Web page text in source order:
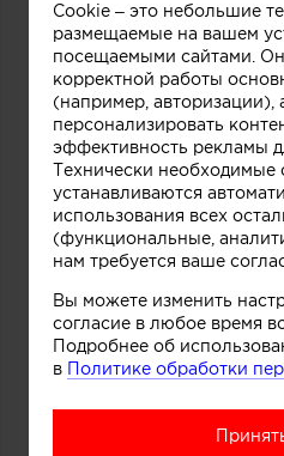
Cookie – это небольшие
размещаемые на вашем
посещаемыми сайтами.
корректной работы
(например, авторизации),
персонализировать
эффективность рекламы
Технически необходимые
устанавливаются
использования всех
(функциональные,
нам требуется ваше
Вы можете изменить
согласие в любое время
Подробнее об
в Политике обработки